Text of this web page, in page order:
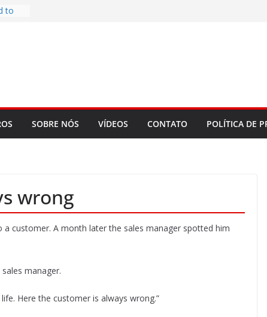
to
SOBRE NÓS VÍDEOS CONTATO POLÍTICA DE
wrong
customer. A month later the sales manager spotted him
manager.
Here the customer is always wrong.”